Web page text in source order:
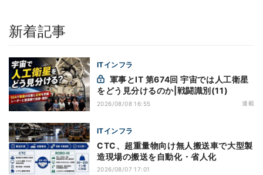
新着記事
ITインフラ
をどう見分けるのか|戦闘識別(11)
2026/08/08 16:55 連載
ITインフラ
CTC、超重量物向け無人搬送車で大型製
造現場の搬送を自動化・省人化
2026/08/07 17:01